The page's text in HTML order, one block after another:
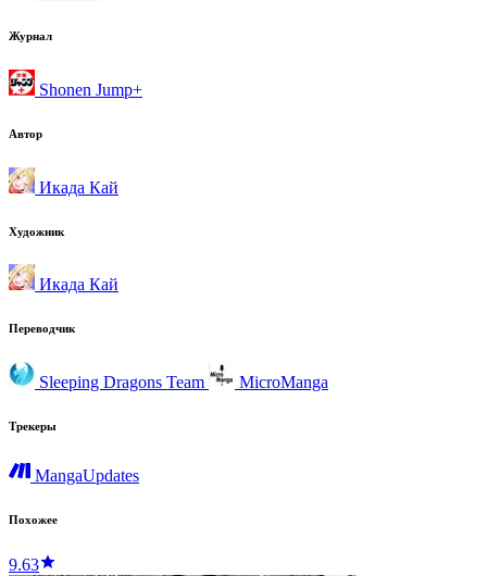
Журнал
Shonen Jump+
Автор
Икада Кай
Художник
Икада Кай
Переводчик
Sleeping Dragons Team MicroManga
Трекеры
MangaUpdates
Похожее
9.63